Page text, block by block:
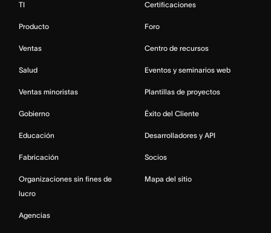
TI
Producto
Ventas
Salud
Ventas minoristas
Gobierno
Educación
Fabricación
Organizaciones sin fines de
lucro
Agencias
Certificaciones
Foro
Centro de recursos
Eventos y seminarios web
Plantillas de proyectos
Éxito del Cliente
Desarrolladores y API
Socios
Mapa del sitio